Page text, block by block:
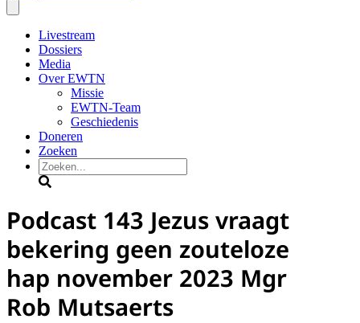
Livestream
Dossiers
Media
Over EWTN
Missie
EWTN-Team
Geschiedenis
Doneren
Zoeken
Podcast 143 Jezus vraagt
bekering geen zouteloze
hap november 2023 Mgr
Rob Mutsaerts